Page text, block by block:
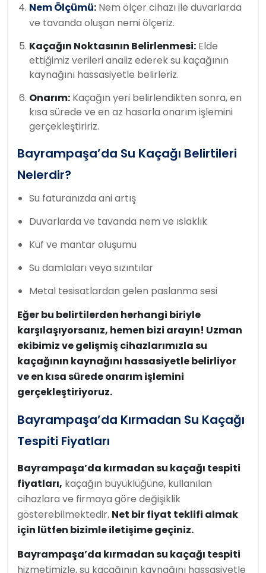
Nem Ölçümü: Nem ölçer cihazı ile duvarlarda
ve tavanda oluşan nemi ölçeriz.
Kaçağın Noktasının Belirlenmesi: Elde
ettiğimiz verileri analiz ederek su kaçağının
kaynağını hassasiyetle belirleriz.
Onarım: Kaçağın yeri belirlendikten sonra, en
kısa sürede ve en az hasarla onarım işlemini
gerçekleştiririz.
Bayrampaşa’da Su Kaçağı Belirtileri
Nelerdir?
Su faturanızda ani artış
Duvarlarda ve tavanda nem ve ıslaklık
Küf ve mantar oluşumu
Su damlaları veya sızıntılar
Metal tesisatlardan gelen paslanma sesi
Eğer bu belirtilerden herhangi biriyle
karşılaşıyorsanız, hemen bizi arayın! Uzman
ekibimiz ve gelişmiş cihazlarımızla su
kaçağının kaynağını hassasiyetle belirliyor
ve en kısa sürede onarım işlemini
gerçekleştiriyoruz.
Bayrampaşa’da Kırmadan Su Kaçağı
Tespiti Fiyatları
Bayrampaşa’da kırmadan su kaçağı tespiti
fiyatları, kaçağın büyüklüğüne, kullanılan
cihazlara ve firmaya göre değişiklik
gösterebilmektedir. Net bir fiyat teklifi almak
için lütfen bizimle iletişime geçiniz.
Bayrampaşa’da kırmadan su kaçağı tespiti
hizmetimizle, su kaçağının kaynağını hassasiyetle